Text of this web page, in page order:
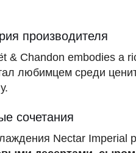
производителя
& Chandon embodies a
любимцем среди
сочетания
Nectar Imperial